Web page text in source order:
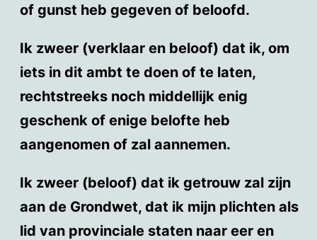
of gunst heb gegeven of beloofd.
Ik zweer (verklaar en beloof) dat ik, om
iets in dit ambt te doen of te laten,
rechtstreeks noch middellijk enig
geschenk of enige belofte heb
aangenomen of zal aannemen.
Ik zweer (beloof) dat ik getrouw zal zijn
aan de Grondwet, dat ik mijn plichten als
lid van provinciale staten naar eer en